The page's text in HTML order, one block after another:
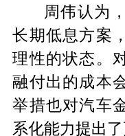
周伟认为
长期低息方案
理性的状态。
融付出的成本
举措也对汽车
系化能力提出了